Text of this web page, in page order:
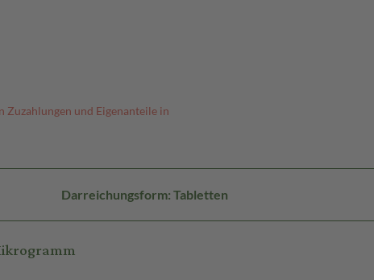
Zuzahlungen und Eigenanteile in
Darreichungsform: Tabletten